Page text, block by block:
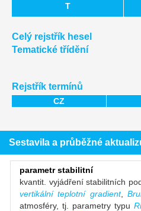
T
Celý rejstřík hesel
Tematické třídění
Rejstřík termínů
CZ
Sestavila a průběžné
parametr stabilitní
kvantit. vyjádření stabilitních
vertikální teplotní gradient,
atmosféry, tj. parametry typu